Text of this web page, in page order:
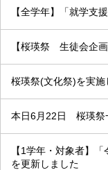
【全学年】「就学支
【桜瑛祭 生徒会企画
桜瑛祭(文化祭)を実施
本日6月22日 桜瑛祭
【1学年・対象者】
を更新しました